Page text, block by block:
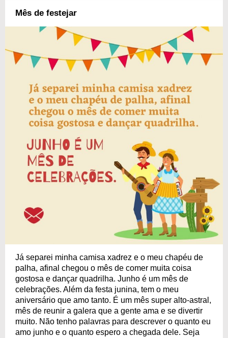
Mês de festejar
Já separei minha camisa xadrez e o meu chapéu de
palha, afinal chegou o mês de comer muita coisa
gostosa e dançar quadrilha. Junho é um mês de
celebrações. Além da festa junina, tem o meu
aniversário que amo tanto. É um mês super alto-astral,
mês de reunir a galera que a gente ama e se divertir
muito. Não tenho palavras para descrever o quanto eu
amo junho e o quanto espero a chegada dele. Seja